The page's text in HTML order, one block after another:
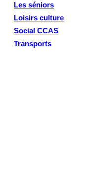
Les séniors
Loisirs culture
Social CCAS
Transports